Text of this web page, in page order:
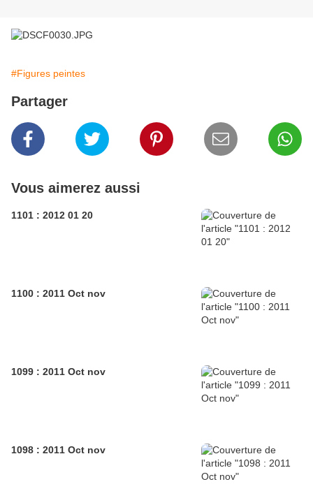
#Figures peintes
Partager
Vous aimerez aussi
1101 : 2012 01 20
1100 : 2011 Oct nov
1099 : 2011 Oct nov
1098 : 2011 Oct nov